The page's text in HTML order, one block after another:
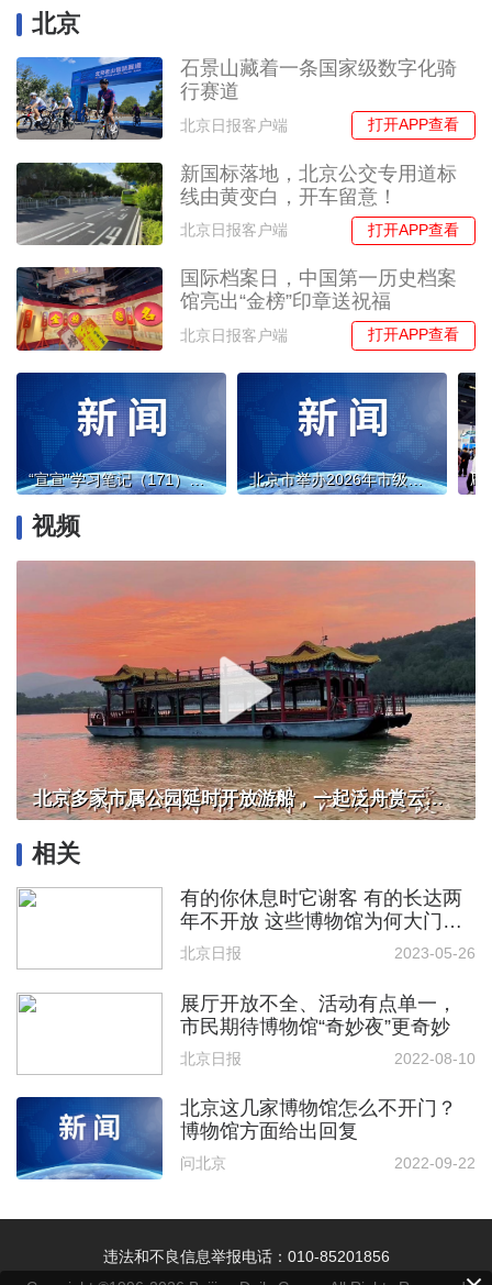
北京
石景山藏着一条国家级数字化骑
行赛道
北京日报客户端 打开APP查看
新国标落地，北京公交专用道标
线由黄变白，开车留意！
北京日报客户端 打开APP查看
国际档案日，中国第一历史档案
馆亮出“金榜”印章送祝福
北京日报客户端 打开APP查看
“宣宣”学习笔记（171）丨坚持党的创新理论对中国哲学社会科学的价值引领 北京市举办2026年市级社会组织负责人教育培训班
视频
北京多家市属公园延时开放游船，一起泛舟赏云霞！
相关
有的你休息时它谢客 有的长达两
年不开放 这些博物馆为何大门常
紧闭
北京日报 2023-05-26
展厅开放不全、活动有点单一，
市民期待博物馆“奇妙夜”更奇妙
北京日报 2022-08-10
北京这几家博物馆怎么不开门？
博物馆方面给出回复
问北京 2022-09-22
违法和不良信息举报电话：010-85201856